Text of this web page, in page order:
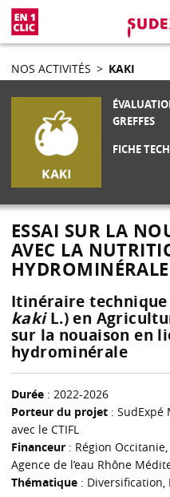
NOS ACTIVITÉS > KAKI
GREFFES
FICHE
ESSAI SUR LA
AVEC LA
HYDROMINÉRALE
Itinéraire
kakiL.) en
sur la nouaison en
hydrominérale
Durée : 2022-2026
Porteur du projet :
avec le CTIFL
Financeur : Région
Agence de l’eau Rhône
Thématique :